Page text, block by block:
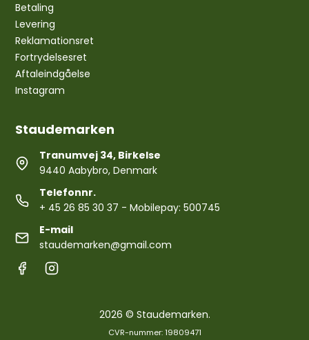
Betaling
Levering
Reklamationsret
Fortrydelsesret
Aftaleindgåelse
Instagram
Staudemarken
Tranumvej 34, Birkelse
9440 Aabybro, Denmark
Telefonnr.
+ 45 26 85 30 37 - Mobilepay: 500745
E-mail
staudemarken@gmail.com
2026 © Staudemarken.
CVR-nummer: 19809471